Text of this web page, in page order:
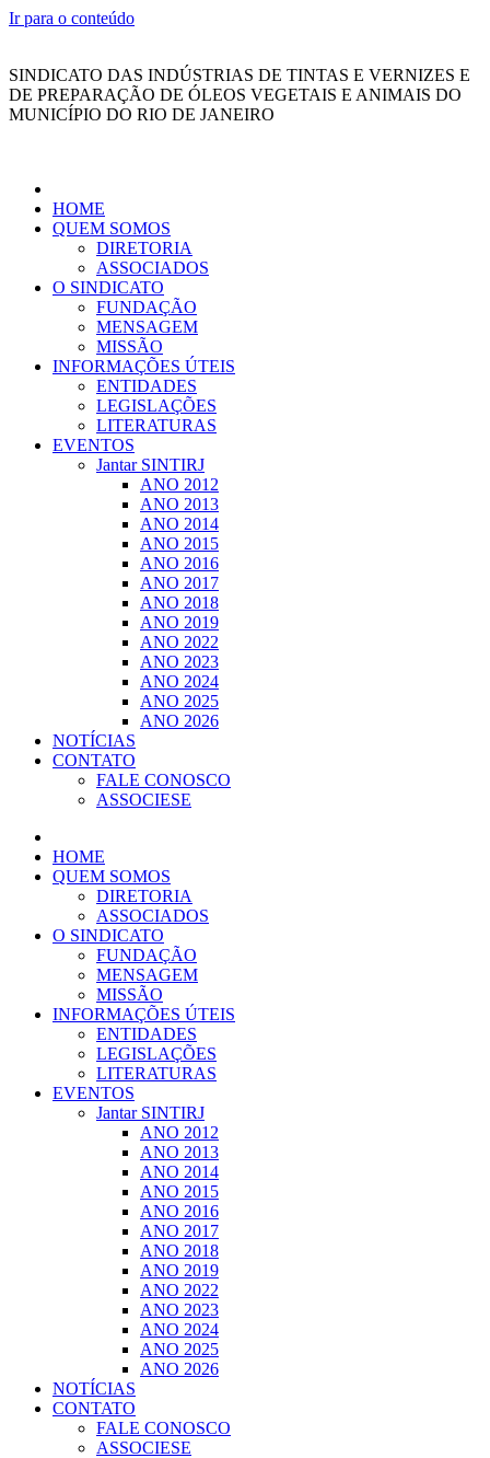
Ir para o conteúdo
SINDICATO DAS INDÚSTRIAS DE TINTAS E VERNIZES E
DE PREPARAÇÃO DE ÓLEOS VEGETAIS E ANIMAIS DO
MUNICÍPIO DO RIO DE JANEIRO
HOME
QUEM SOMOS
DIRETORIA
ASSOCIADOS
O SINDICATO
FUNDAÇÃO
MENSAGEM
MISSÃO
INFORMAÇÕES ÚTEIS
ENTIDADES
LEGISLAÇÕES
LITERATURAS
EVENTOS
Jantar SINTIRJ
ANO 2012
ANO 2013
ANO 2014
ANO 2015
ANO 2016
ANO 2017
ANO 2018
ANO 2019
ANO 2022
ANO 2023
ANO 2024
ANO 2025
ANO 2026
NOTÍCIAS
CONTATO
FALE CONOSCO
ASSOCIESE
HOME
QUEM SOMOS
DIRETORIA
ASSOCIADOS
O SINDICATO
FUNDAÇÃO
MENSAGEM
MISSÃO
INFORMAÇÕES ÚTEIS
ENTIDADES
LEGISLAÇÕES
LITERATURAS
EVENTOS
Jantar SINTIRJ
ANO 2012
ANO 2013
ANO 2014
ANO 2015
ANO 2016
ANO 2017
ANO 2018
ANO 2019
ANO 2022
ANO 2023
ANO 2024
ANO 2025
ANO 2026
NOTÍCIAS
CONTATO
FALE CONOSCO
ASSOCIESE